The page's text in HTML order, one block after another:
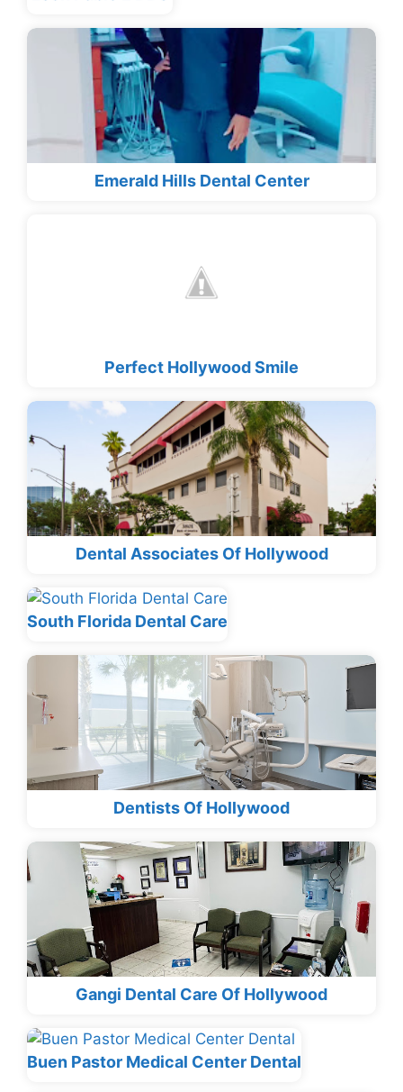
Emerald Hills Dental Center
Perfect Hollywood Smile
Dental Associates Of Hollywood
South Florida Dental Care
Dentists Of Hollywood
Gangi Dental Care Of Hollywood
Buen Pastor Medical Center Dental